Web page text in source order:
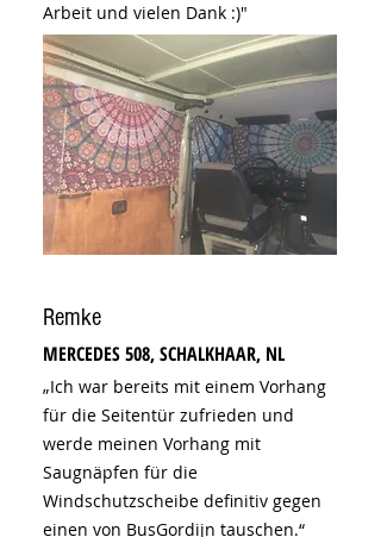
Arbeit und vielen Dank :)"
Remke
MERCEDES 508, SCHALKHAAR, NL
„Ich war bereits mit einem Vorhang
für die Seitentür zufrieden und
werde meinen Vorhang mit
Saugnäpfen für die
Windschutzscheibe definitiv gegen
einen von BusGordijn tauschen.“